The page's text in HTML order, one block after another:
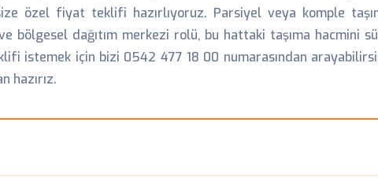
özel fiyat teklifi hazırlıyoruz. Parsiyel veya komple
bölgesel dağıtım merkezi rolü, bu hattaki taşıma hacmini
istemek için bizi 0542 477 18 00 numarasından
hazırız.